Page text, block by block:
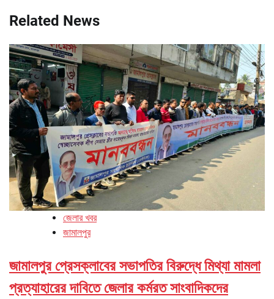
Related News
জেলার খবর
জামালপুর
জামালপুর প্রেসক্লাবের সভাপতির বিরুদ্ধে মিথ্যা মামলা
প্রত্যাহারের দাবিতে জেলার কর্মরত সাংবাদিকদের